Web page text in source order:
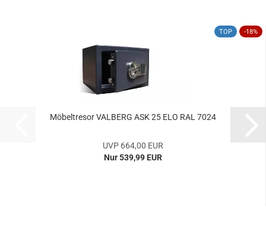
TOP -18%
Mö­bel­tre­sor VAL­BERG ASK 25 ELO RAL 7024
UVP 664,00 EUR
Nur 539,99 EUR